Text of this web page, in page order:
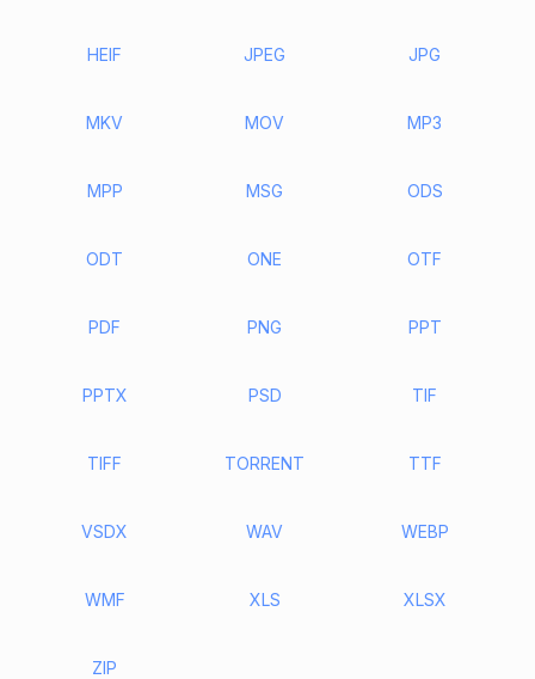
HEIF JPEG JPG
MKV MOV MP3
MPP MSG ODS
ODT ONE OTF
PDF PNG PPT
PPTX PSD TIF
TIFF TORRENT TTF
VSDX WAV WEBP
WMF XLS XLSX
ZIP